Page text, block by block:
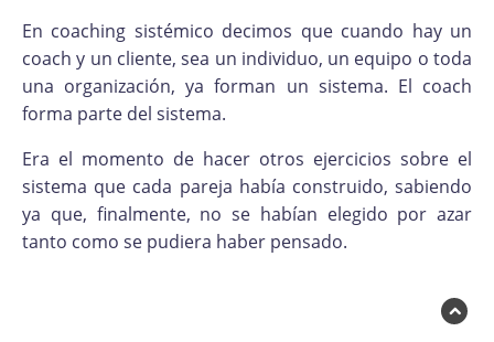
En coaching sistémico decimos que cuando hay un
coach y un cliente, sea un individuo, un equipo o toda
una organización, ya forman un sistema. El coach
forma parte del sistema.
Era el momento de hacer otros ejercicios sobre el
sistema que cada pareja había construido, sabiendo
ya que, finalmente, no se habían elegido por azar
tanto como se pudiera haber pensado.